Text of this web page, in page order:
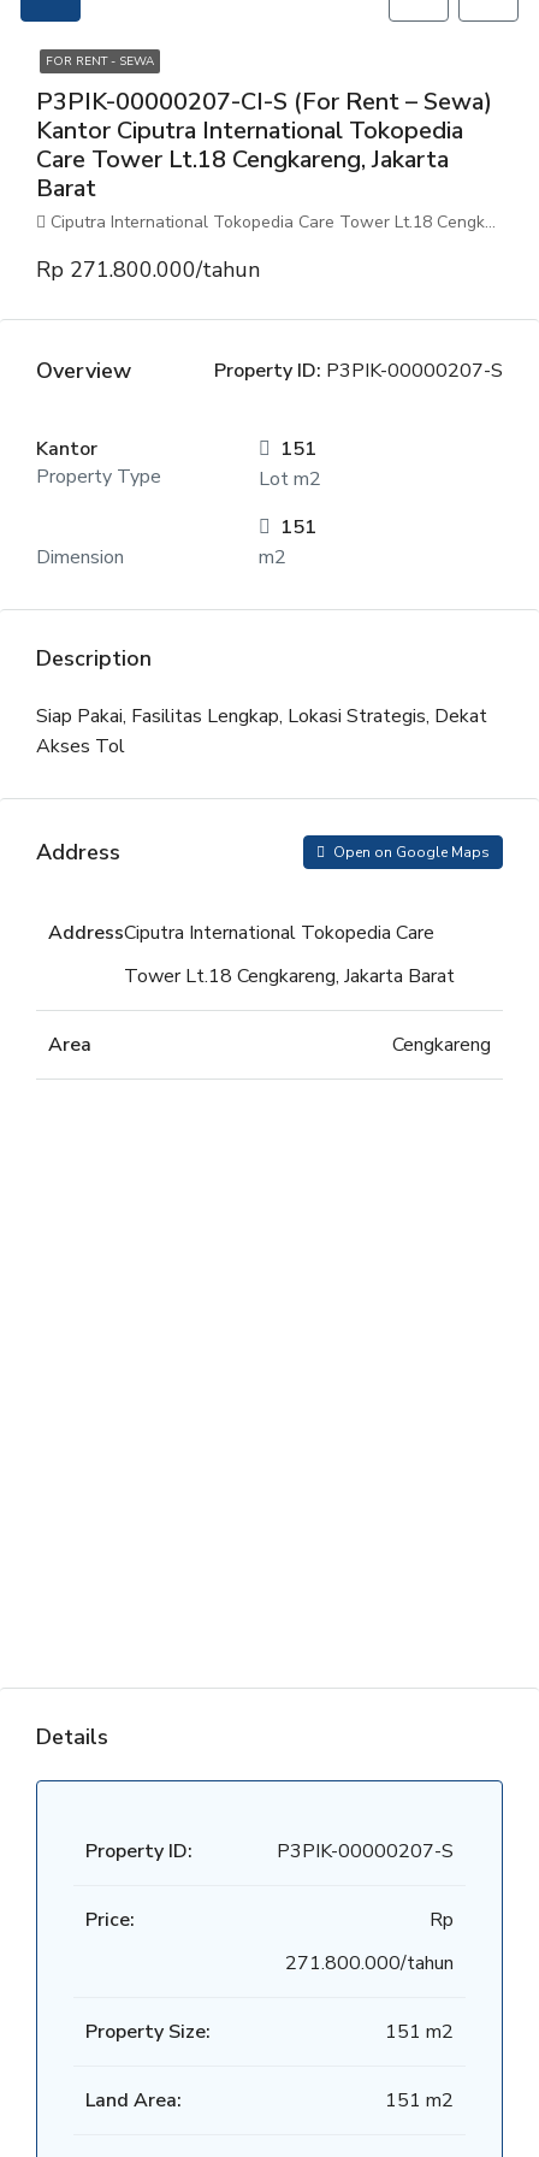
FOR RENT - SEWA
P3PIK-00000207-CI-S (For Rent – Sewa)
Kantor Ciputra International Tokopedia
Care Tower Lt.18 Cengkareng, Jakarta
Barat
Ciputra International Tokopedia Care Tower Lt.18 Cengkareng, Jakarta Barat
Rp 271.800.000/tahun
Overview Property ID: P3PIK-00000207-S
Kantor
Property Type
151
Lot m2
Dimension
151
m2
Description
Siap Pakai, Fasilitas Lengkap, Lokasi Strategis, Dekat
Akses Tol
Address Open on Google Maps
AddressCiputra International Tokopedia Care
Tower Lt.18 Cengkareng, Jakarta Barat
Area Cengkareng
Details
Property ID: P3PIK-00000207-S
Price:
Rp
271.800.000/tahun
Property Size: 151 m2
Land Area: 151 m2